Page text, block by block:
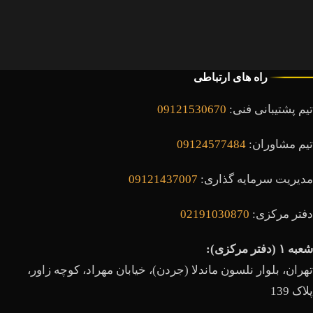
راه های ارتباطی
تیم پشتیبانی فنی: 09121530670
تیم مشاوران: 09124577484
مدیریت سرمایه گذاری: 09121437007
دفتر مرکزی: 02191030870
شعبه ۱ (دفتر مرکزی):
تهران، بلوار نلسون ماندلا (جردن)، خیابان مهراد، کوچه زاور،
پلاک 139